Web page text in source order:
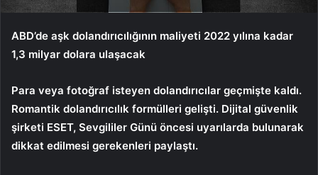
ABD’de aşk dolandırıcılığının maliyeti 2022 yılına kadar
1,3 milyar dolara ulaşacak
Para veya fotoğraf isteyen dolandırıcılar geçmişte kaldı.
Romantik dolandırıcılık formülleri gelişti. Dijital güvenlik
şirketi ESET, Sevgililer Günü öncesi uyarılarda bulunarak
dikkat edilmesi gerekenleri paylaştı.